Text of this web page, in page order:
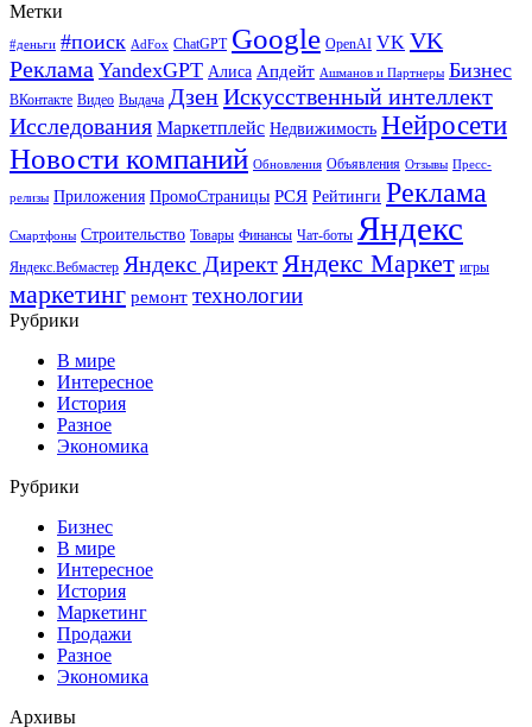
Метки
#деньги #поиск AdFox ChatGPT Google OpenAI VK VK
Реклама YandexGPT Алиса Апдейт Ашманов и Партнеры Бизнес
ВКонтакте Видео Выдача ДзенИскусственный интеллект
Исследования Маркетплейс Недвижимость Нейросети
Новости компаний Обновления Объявления Отзывы Пресс-
релизы Приложения ПромоСтраницы РСЯ Рейтинги Реклама
Смартфоны Строительство Товары Финансы Чат-боты Яндекс
Яндекс.Вебмастер Яндекс ДиректЯндекс Маркет игры
маркетинг ремонт технологии
Рубрики
В мире
Интересное
История
Разное
Экономика
Рубрики
Бизнес
В мире
Интересное
История
Маркетинг
Продажи
Разное
Экономика
Архивы